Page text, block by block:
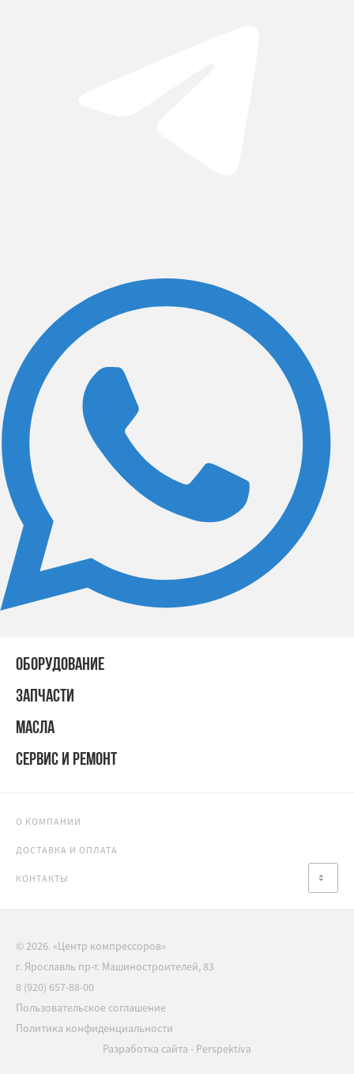
ОБОРУДОВАНИЕ
ЗАПЧАСТИ
МАСЛА
СЕРВИС И РЕМОНТ
О КОМПАНИИ
ДОСТАВКА И ОПЛАТА
КОНТАКТЫ
© 2026. «Центр компрессоров»
г. Ярославль пр-т. Машиностроителей, 83
8 (920) 657-88-00
Пользовательское соглашение
Политика конфиденциальности
Разработка сайта - Perspektiva